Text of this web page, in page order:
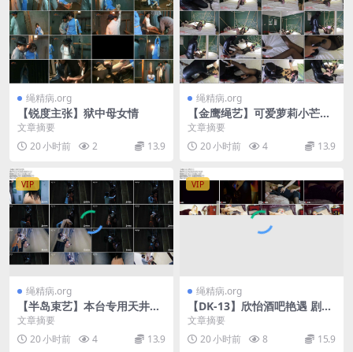
绳精病.org
【锐度主张】狱中母女情
文章摘要
20 小时前
2 13.9
绳精病.org
【金鹰绳艺】可爱萝莉小芒
果！大字型吊起！挣扎痛苦呻
文章摘要
20 小时前
4 13.9
VIP
绳精病.org
【半岛束艺】本台专用天井应
用升级
文章摘要
20 小时前
4 13.9
VIP
绳精病.org
【DK-13】欣怡酒吧艳遇 剧情
片 最爱醉酒的女孩了,半醉半
醒,才能让我的心理罪发挥极
致！
文章摘要
20 小时前
8 15.9